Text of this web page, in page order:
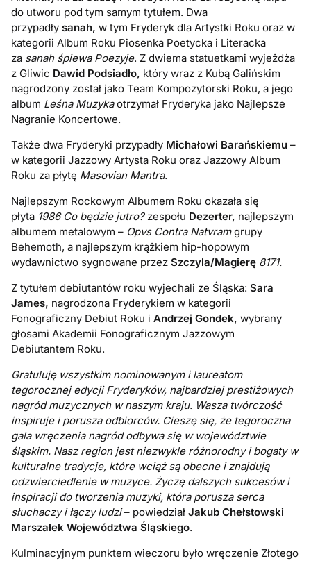
do utworu pod tym samym tytułem. Dwa
przypadłysanah, w tym Fryderyk dla Artystki Roku oraz w
kategorii Album Roku Piosenka Poetycka i Literacka
za sanah śpiewa Poezyje. Z dwiema statuetkami wyjeżdża
z Gliwic Dawid Podsiadło, który wraz z Kubą Galińskim
nagrodzony został jako Team Kompozytorski Roku, a jego
album Leśna Muzykaotrzymał Fryderyka jako Najlepsze
Nagranie Koncertowe.
Także dwa Fryderyki przypadły Michałowi Barańskiemu –
w kategorii Jazzowy Artysta Roku oraz Jazzowy Album
Roku za płytę Masovian Mantra.
Najlepszym Rockowym Albumem Roku okazała się
płyta 1986 Co będzie jutro?zespołu Dezerter, najlepszym
albumem metalowym – Opvs Contra Natvramgrupy
Behemoth, a najlepszym krążkiem hip-hopowym
wydawnictwo sygnowane przezSzczyla/Magierę 8171.
Z tytułem debiutantów roku wyjechali ze Śląska:Sara
James, nagrodzona Fryderykiem w kategorii
Fonograficzny Debiut Roku iAndrzej Gondek, wybrany
głosami Akademii Fonograficznym Jazzowym
Debiutantem Roku.
Gratuluję wszystkim nominowanym i laureatom
tegorocznej edycji Fryderyków, najbardziej prestiżowych
nagród muzycznych w naszym kraju. Wasza twórczość
inspiruje i porusza odbiorców. Cieszę się, że tegoroczna
gala wręczenia nagród odbywa się w województwie
śląskim. Nasz region jest niezwykle różnorodny i bogaty w
kulturalne tradycje, które wciąż są obecne i znajdują
odzwierciedlenie w muzyce. Życzę dalszych sukcesów i
inspiracji do tworzenia muzyki, która porusza serca
słuchaczy i łączy ludzi– powiedziałJakub Chełstowski
Marszałek Województwa Śląskiego.
Kulminacyjnym punktem wieczoru było wręczenie Złotego